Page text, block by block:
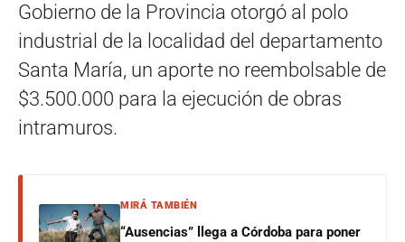
Gobierno de la Provincia otorgó al polo
industrial de la localidad del departamento
Santa María, un aporte no reembolsable de
$3.500.000 para la ejecución de obras
intramuros.
MIRÁ TAMBIÉN
“Ausencias” llega a Córdoba para poner